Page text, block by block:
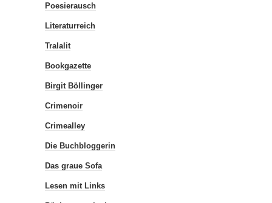
Poesierausch
Literaturreich
Tralalit
Bookgazette
Birgit Böllinger
Crimenoir
Crimealley
Die Buchbloggerin
Das graue Sofa
Lesen mit Links